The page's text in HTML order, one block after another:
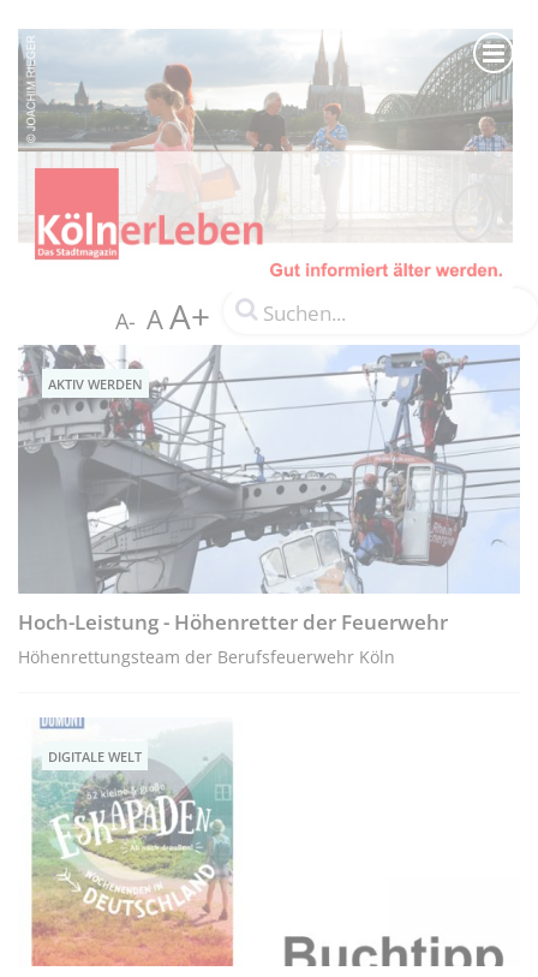
A- AA+
AKTIV WERDEN
Hoch-Leistung - Höhenretter der Feuerwehr
Höhenrettungsteam der Berufsfeuerwehr Köln
DIGITALE WELT